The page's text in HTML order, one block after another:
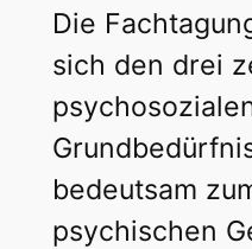
Die
sich den drei
bedeutsam
psychischen